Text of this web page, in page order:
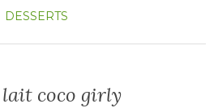
DESSERTS
lait coco girly